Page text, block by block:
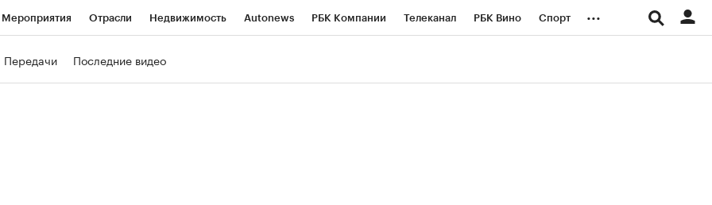
Мероприятия Отрасли Недвижимость Autonews РБК Компании Телеканал РБК Вино Спорт ...
Передачи Последние видео